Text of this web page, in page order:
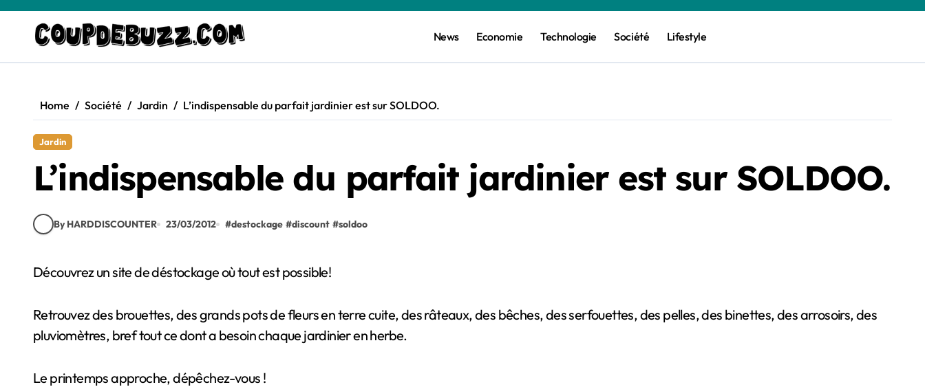
content
News Economie Technologie Société Lifestyle
Home Société Jardin L’indispensable du parfait jardinier est sur SOLDOO.
Jardin
L’indispensable du parfait jardinier est sur SOLDOO.
By HARDDISCOUNTER 23/03/2012 #destockage #discount #soldoo
Découvrez un site de déstockage où tout est possible!
Retrouvez des brouettes, des grands pots de fleurs en terre cuite, des râteaux, des bêches, des serfouettes, des pelles, des binettes, des arrosoirs, des
pluviomètres, bref tout ce dont a besoin chaque jardinier en herbe.
Le printemps approche, dépêchez-vous !